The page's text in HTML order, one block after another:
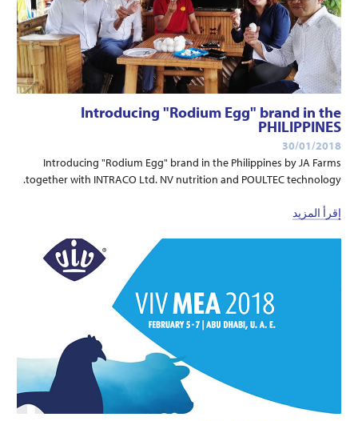
Introducing "Rodium Egg" brand in the
PHILIPPINES
30/01/2018
Introducing "Rodium Egg" brand in the Philippines by JA Farms
together with INTRACO Ltd. NV nutrition and POULTEC technology.
إقرأ المزيد